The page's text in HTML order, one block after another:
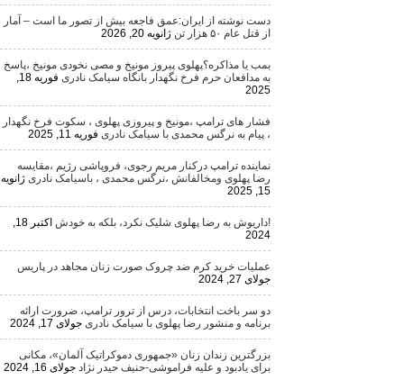
دست نوشته از ایران:عمق فاجعه بیش از تصور ما است – آمار
از قتل عام ۵۰ هزار تن
ژانویه 20, 2026
بمب یا مذاکره؟پهلوی پیروز مونیخ و مصی نخودی مونیخ ،پاسخ
به مدافعان حرم فرخ نگهدار بانگاه سیامک نادری
فوریه 18,
فشار های ترامپ ،مونیخ و پیروزی پهلوی ، سکوت فرخ نگهدار
، پیام به نرگس محمدی با سیامک نادری فوریه 11, 2025
نماینده ترامپ درکنار مریم رجوی، فروپاشی رژیم ،مقایسه
رضا پهلوی ومخالفانش ،نرگس محمدی ، باسیامک نادری ژانویه
!داریوش به رضا پهلوی شلیک نکرد، بلکه به خودش
اکتبر 18,
عملیات خرید کرم ضد چروک صورت زنان مجاهد در پاریس
دو سر باخت انتخابات، درس از ترور ترامپ، ضرورت ارائه
برنامه و منشور رضا پهلوی با سیامک نادری جولای 17, 2024
بزرگترین زندان زنان «جمهوری دموکراتیک آلمان»، مکانی
برای یادبود و علیه فراموشی-حنیف حیدر نژاد جولای 16, 2024